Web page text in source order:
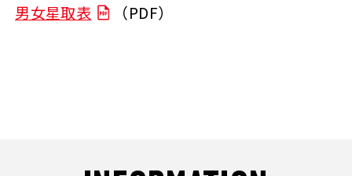
男女星取表
（PDF）